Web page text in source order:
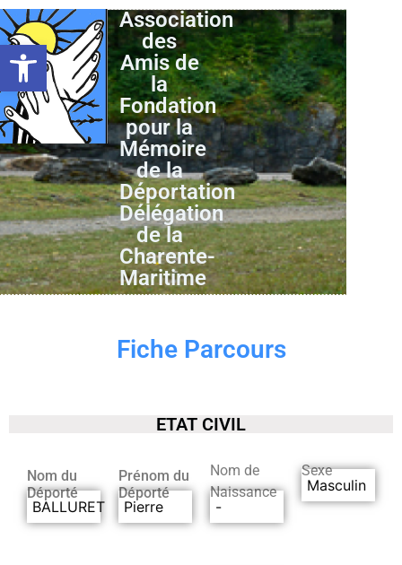
Ouvrir la barre d’outils
Association
des
Amis de
la
Fondation
pour la
Mémoire
de la
Déportation
Délégation
de la
Charente-
Maritime
Fiche Parcours
ETAT CIVIL
Nom du
Déporté
BALLURET
Prénom du
Déporté
Pierre
Nom de
Naissance
-
Sexe
Masculin